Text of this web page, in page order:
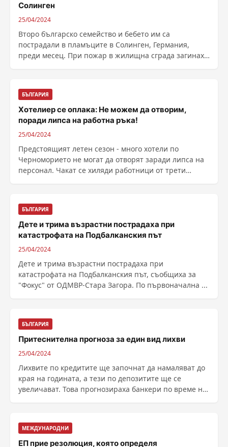
Солинген
25/04/2024
Второ българско семейство и бебето им са
пострадали в пламъците в Солинген, Германия,
преди месец. При пожар в жилищна сграда загинаха
БЪЛГАРИЯ
Хотелиер се оплака: Не можем да отворим,
поради липса на работна ръка!
25/04/2024
Предстоящият летен сезон - много хотели по
Черноморието не могат да отворят заради липса на
персонал. Чакат се хиляди работници от трети
БЪЛГАРИЯ
Дете и трима възрастни пострадаха при
катастрофата на Подбалканския път
25/04/2024
Дете и трима възрастни пострадаха при
катастрофата на Подбалканския път, съобщиха за
"Фокус" от ОДМВР-Стара Загора. По първоначална ...
БЪЛГАРИЯ
Притеснителна прогноза за един вид лихви
25/04/2024
Лихвите по кредитите ще започнат да намаляват до
края на годината, а тези по депозитите ще се
увеличават. Това прогнозираха банкери по време на
МЕЖДУНАРОДНИ
ЕП прие резолюция, която определя